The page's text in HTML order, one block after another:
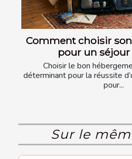
Comment choisir
pour un séjour
Choisir le bon
déterminant pour la réussite
pour...
Sur le